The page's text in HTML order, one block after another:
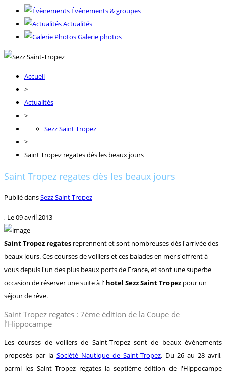
Événements & groupes
Actualités
Galerie photos
Accueil
>
Actualités
>
Sezz Saint Tropez
>
Saint Tropez regates dès les beaux jours
Saint Tropez regates dès les beaux jours
Publié dansSezz Saint Tropez
, Le09 avril 2013
Saint Tropez regates reprennent et sont nombreuses dès l'arrivée des
beaux jours. Ces courses de voiliers et ces balades en mer s'offrent à
vous depuis l'un des plus beaux ports de France, et sont une superbe
occasion de réserver une suite à l' hotel Sezz Saint Tropez pour un
séjour de rêve.
Saint Tropez regates : 7ème édition de la Coupe de
l’Hippocampe
Les courses de voiliers de Saint-Tropez sont de beaux évènements
proposés par la Société Nautique de Saint-Tropez. Du 26 au 28 avril,
parmi les Saint Tropez regates la septième édition de l'Hippocampe